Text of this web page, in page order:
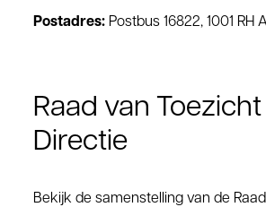
Postadres: Postbus 16822, 1001 RH
Raad van Toezicht
Directie
Bekijk de samenstelling van de